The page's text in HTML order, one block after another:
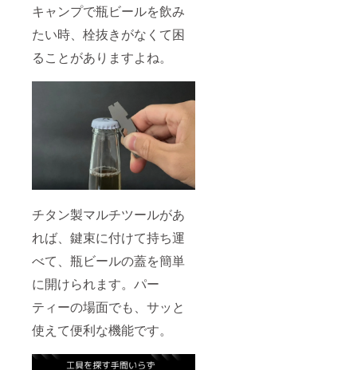
キャンプで瓶ビールを飲み
たい時、栓抜きがなくて困
ることがありますよね。
チタン製マルチツールがあ
れば、鍵束に付けて持ち運
べて、瓶ビールの蓋を簡単
に開けられます。パー
ティーの場面でも、サッと
使えて便利な機能です。